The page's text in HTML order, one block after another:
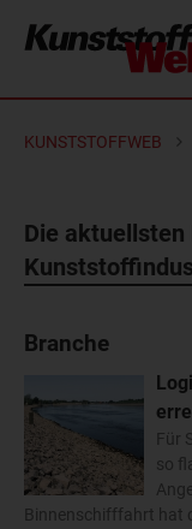
KUNSTSTOFFWEB
Die
Branche
Für
so
Binnenschifffahrt hat